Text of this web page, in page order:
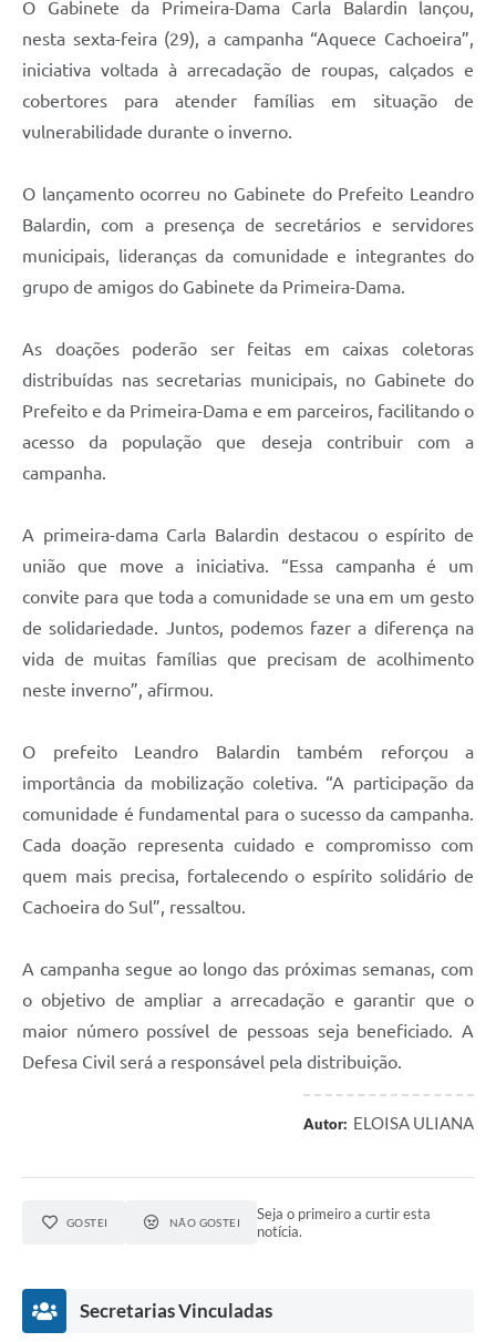
Links
Serviços Online
Telefones Úteis
Contato
O Gabinete da Primeira-Dama Carla Balardin lançou,
nesta sexta-feira (29), a campanha “Aquece Cachoeira”,
iniciativa voltada à arrecadação de roupas, calçados e
cobertores para atender famílias em situação de
vulnerabilidade durante o inverno.
O lançamento ocorreu no Gabinete do Prefeito Leandro
Balardin, com a presença de secretários e servidores
municipais, lideranças da comunidade e integrantes do
grupo de amigos do Gabinete da Primeira-Dama.
As doações poderão ser feitas em caixas coletoras
distribuídas nas secretarias municipais, no Gabinete do
Prefeito e da Primeira-Dama e em parceiros, facilitando o
acesso da população que deseja contribuir com a
campanha.
A primeira-dama Carla Balardin destacou o espírito de
união que move a iniciativa. “Essa campanha é um
convite para que toda a comunidade se una em um gesto
de solidariedade. Juntos, podemos fazer a diferença na
vida de muitas famílias que precisam de acolhimento
neste inverno”, afirmou.
O prefeito Leandro Balardin também reforçou a
importância da mobilização coletiva. “A participação da
comunidade é fundamental para o sucesso da campanha.
Cada doação representa cuidado e compromisso com
quem mais precisa, fortalecendo o espírito solidário de
Cachoeira do Sul”, ressaltou.
A campanha segue ao longo das próximas semanas, com
o objetivo de ampliar a arrecadação e garantir que o
maior número possível de pessoas seja beneficiado. A
Defesa Civil será a responsável pela distribuição.
Autor: ELOISA ULIANA
GOSTEI NÃO GOSTEI
Seja o primeiro a curtir esta
notícia.
Secretarias Vinculadas